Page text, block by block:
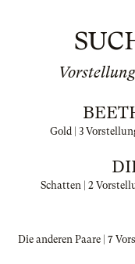
Gold | 3
Schatten | 2
Die anderen Paare | 7